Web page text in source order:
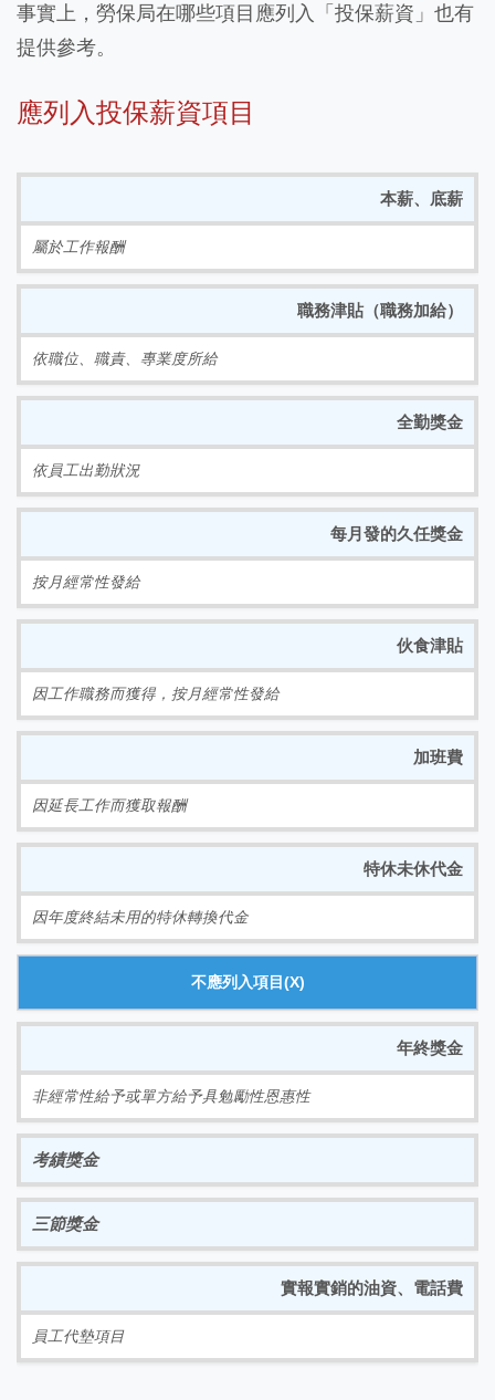
事實上，勞保局在哪些項目應列入「投保薪資」也有
提供參考。
應列入投保薪資項目
本薪、底薪
屬於工作報酬
職務津貼（職務加給）
依職位、職責、專業度所給
全勤獎金
依員工出勤狀況
每月發的久任獎金
按月經常性發給
伙食津貼
因工作職務而獲得，按月經常性發給
加班費
因延長工作而獲取報酬
特休未休代金
因年度終結未用的特休轉換代金
不應列入項目(X)
年終獎金
非經常性給予或單方給予具勉勵性恩惠性
考績獎金
三節獎金
實報實銷的油資、電話費
員工代墊項目